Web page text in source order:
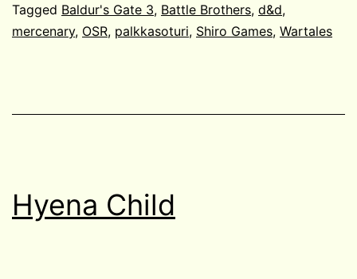
Tagged Baldur's Gate 3, Battle Brothers, d&d,
mercenary, OSR, palkkasoturi, Shiro Games, Wartales
Hyena Child